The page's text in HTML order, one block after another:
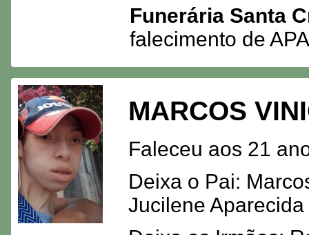
Funerária Santa
falecimento de
MARCOS
Faleceu aos 21
Deixa o Pai:
Jucilene